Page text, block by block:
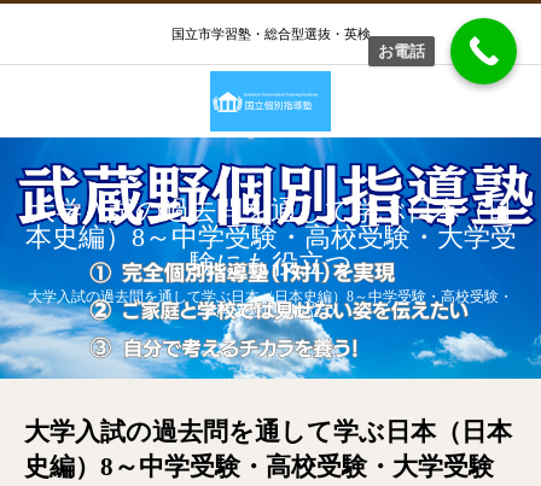
国立市学習塾・総合型選抜・英検
大学入試の過去問を通して学ぶ日本（日
本史編）8～中学受験・高校受験・大学受
験にも役立つ
大学入試の過去問を通して学ぶ日本（日本史編）8～中学受験・高校受験・
大学受験にも役立つ
大学入試の過去問を通して学ぶ日本（日本
史編）8～中学受験・高校受験・大学受験
お電話